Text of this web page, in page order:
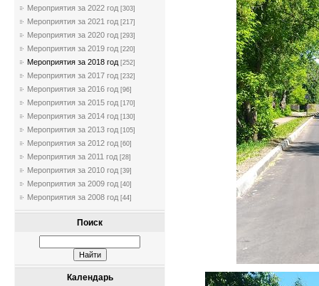
Мероприятия за 2022 год [303]
Мероприятия за 2021 год [217]
Мероприятия за 2020 год [293]
Мероприятия за 2019 год [220]
Мероприятия за 2018 год [252]
Мероприятия за 2017 год [232]
Мероприятия за 2016 год [96]
Мероприятия за 2015 год [170]
Мероприятия за 2014 год [130]
Мероприятия за 2013 год [105]
Мероприятия за 2012 год [60]
Мероприятия за 2011 год [28]
Мероприятия за 2010 год [39]
Мероприятия за 2009 год [40]
Мероприятия за 2008 год [44]
Поиск
Календарь